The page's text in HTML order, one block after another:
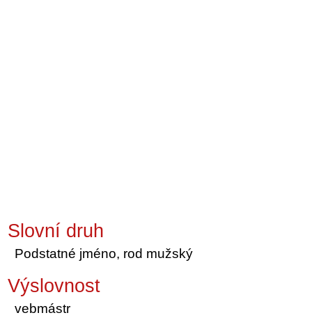
Slovní druh
Podstatné jméno, rod mužský
Výslovnost
vebmástr